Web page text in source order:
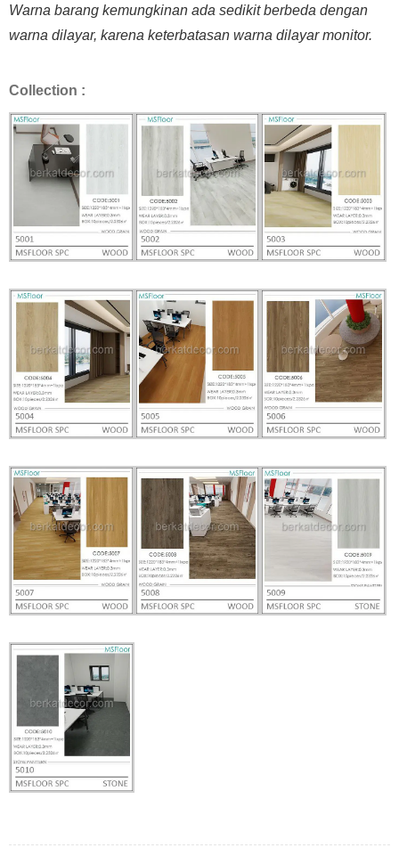
Warna barang kemungkinan ada sedikit berbeda dengan
warna dilayar, karena keterbatasan warna dilayar monitor.
Collection :